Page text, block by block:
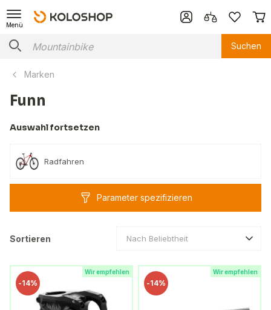
Menü
Suchen
Marken
Funn
Auswahl fortsetzen
Radfahren
Parameter spezifizieren
Sortieren Nach Beliebtheit
Wir empfehlen
-14%
Wir empfehlen
-14%